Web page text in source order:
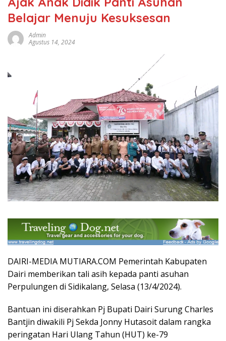
Belajar Menuju Kesuksesan
Admin
Agustus 14, 2024
DAIRI-MEDIA MUTIARA.COM Pemerintah Kabupaten
Dairi memberikan tali asih kepada panti asuhan
Perpulungen di Sidikalang, Selasa (13/4/2024).
Bantuan ini diserahkan Pj Bupati Dairi Surung Charles
Bantjin diwakili Pj Sekda Jonny Hutasoit dalam rangka
peringatan Hari Ulang Tahun (HUT) ke-79